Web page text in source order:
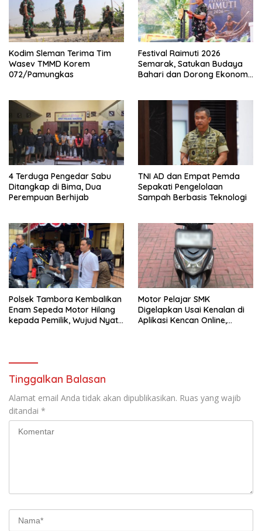
Kodim Sleman Terima Tim
Wasev TMMD Korem
072/Pamungkas
Festival Raimuti 2026
Semarak, Satukan Budaya
Bahari dan Dorong Ekonomi
4 Terduga Pengedar Sabu
Ditangkap di Bima, Dua
Perempuan Berhijab
TNI AD dan Empat Pemda
Sepakati Pengelolaan
Sampah Berbasis Teknologi
Polsek Tambora Kembalikan
Enam Sepeda Motor Hilang
kepada Pemilik, Wujud Nyata
Motor Pelajar SMK
Digelapkan Usai Kenalan di
Aplikasi Kencan Online,
Tinggalkan Balasan
Alamat email Anda tidak akan dipublikasikan. Ruas yang wajib
ditandai *